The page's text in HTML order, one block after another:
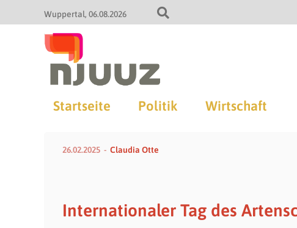
Wuppertal 06.08.2026
Startseite Politik Wirtschaft
26.02.2025 Claudia Otte
Internationaler Tag des